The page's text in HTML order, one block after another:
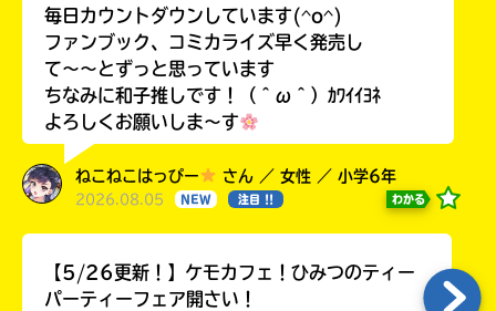
毎日カウントダウンしています(^o^)
ファンブック、コミカライズ早く発売し
て〜〜とずっと思っています
ちなみに和子推しです！（＾ω＾）ｶﾜｲｲﾖﾈ
よろしくお願いしま〜す
ねこねこはっぴー さん ／ 女性 ／ 小学6年
2026.08.05 NEW 注目 !! わかる
【5/26更新！】ケモカフェ！ひみつのティー
パーティーフェア開さい！